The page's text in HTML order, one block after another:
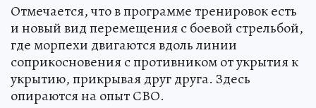
Отмечается, что в программе тренировок есть
и новый вид перемещения с боевой стрельбой,
где морпехи двигаются вдоль линии
соприкосновения с противником от укрытия к
укрытию, прикрывая друг друга. Здесь
опираются на опыт СВО.